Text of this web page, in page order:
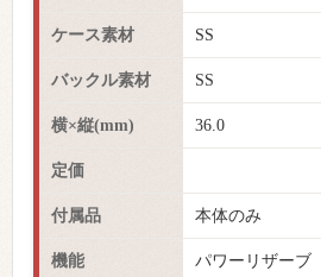
ケース素材 SS
バックル素材 SS
横×縦(mm) 36.0
定価
付属品 本体のみ
機能 パワーリザーブ